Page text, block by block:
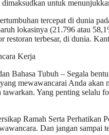
untuk
tercepat di dunia
lokasinya (21.796 atau
restoran terbesar, di dunia.
Kerja
Bahasa Tubuh – Segala
mewawancarai Anda
Yang penting selalu
Ramah Serta Perhatikan
Dan jangan sampai